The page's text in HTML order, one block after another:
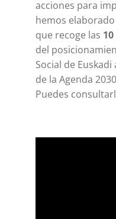
acciones para
hemos
que recoge las
del
Social de
de la Agenda
Puedes